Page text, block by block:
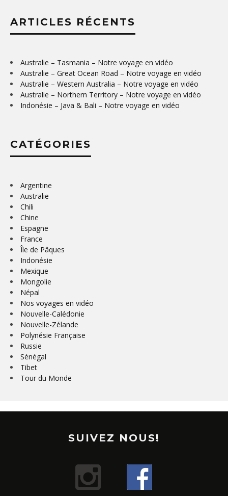
ARTICLES RÉCENTS
Australie – Tasmania – Notre voyage en vidéo
Australie – Great Ocean Road – Notre voyage en vidéo
Australie – Western Australia – Notre voyage en vidéo
Australie – Northern Territory – Notre voyage en vidéo
Indonésie – Java & Bali – Notre voyage en vidéo
CATÉGORIES
Argentine
Australie
Chili
Chine
Espagne
France
Île de Pâques
Indonésie
Mexique
Mongolie
Népal
Nos voyages en vidéo
Nouvelle-Calédonie
Nouvelle-Zélande
Polynésie Française
Russie
Sénégal
Tibet
Tour du Monde
SUIVEZ NOUS!